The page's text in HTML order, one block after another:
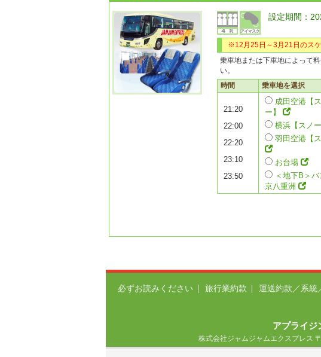
設定期間：
※12月25日～3月21日のス
乗車地または下車地によって
い。
時間
乗車地を選択
21:20
22:00
22:20
23:10
23:50
成田空港【
ー】
横浜【スノ
羽田空港【
お台場
＜地下B＞
京八重洲
必ずお読みください 旅行業約款 運送約款／系統
アプライジ
株式会社ジャムジャムエクスプレス